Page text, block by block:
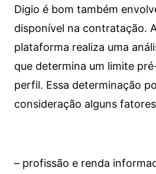
Digio é bom também
disponível na contratação.
plataforma realiza uma
que determina um limite
perfil. Essa determinação
consideração alguns
– profissão e renda